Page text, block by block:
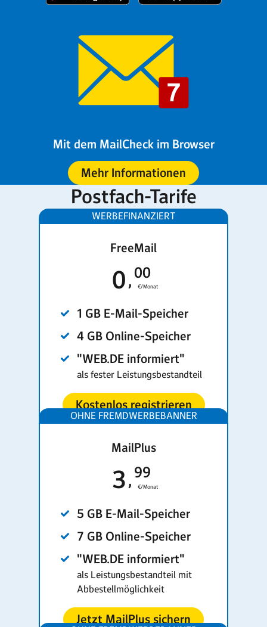
Mit dem MailCheck im Browser
Mehr Informationen
Postfach-Tarife
FreeMail
0 00
€/Monat
1 GB E-Mail-Speicher
4 GB Online-Speicher
"WEB.DE informiert"
als fester Leistungs­bestandteil
Kostenlos registrieren
MailPlus
3 99
€/Monat
5 GB E-Mail-Speicher
7 GB Online-Speicher
"WEB.DE informiert"
als Leistungsbestandteil mit
Abbestellmöglichkeit
Jetzt MailPlus sichern